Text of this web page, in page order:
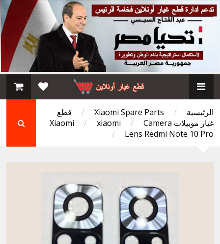
الرئيسية /
Xiaomi Spare Parts
/
قطع
غيار موبيلات Xiaomi
/ xiaomi /
Camera
Lens Redmi Note 10 Pro
/